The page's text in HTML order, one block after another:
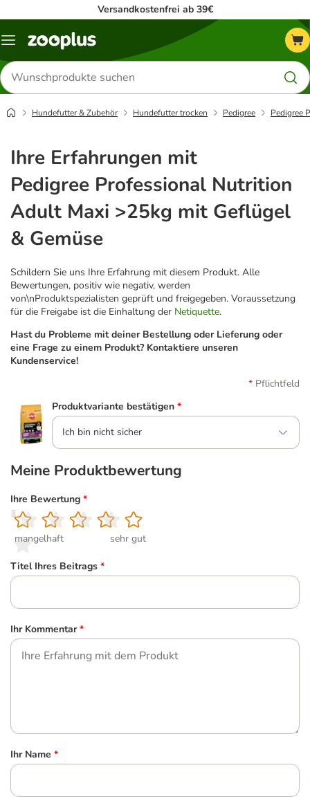
Versandkostenfrei ab 39€
Menü
Produkte
suchen
Hundefutter & Zubehör Hundefutter trocken Pedigree Pedigree
Ihre Erfahrungen mit
Pedigree Professional Nutrition
Adult Maxi >25kg mit Geflügel
& Gemüse
Schildern Sie uns Ihre Erfahrung mit diesem Produkt. Alle
Bewertungen, positiv wie negativ, werden
von\nProduktspezialisten geprüft und freigegeben. Voraussetzung
für die Freigabe ist die Einhaltung der Netiquette.
Hast du Probleme mit deiner Bestellung oder Lieferung oder
eine Frage zu einem Produkt? Kontaktiere unseren
Kundenservice!
Pflichtfeld
Produktvariante bestätigen *
Ich bin nicht sicher
Meine Produktbewertung
Ihre Bewertung *
1
mangelhaft
2
3
4
5
sehr gut
Titel Ihres Beitrags *
Ihr Kommentar *
Ihr Name *